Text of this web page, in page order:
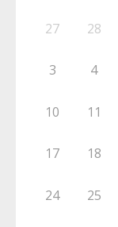
27 28
3 4
10 11
17 18
24 25